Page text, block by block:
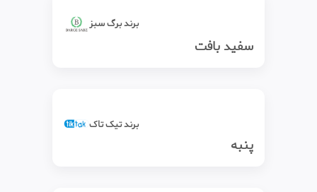
برند برگ سبز
سفید بافت
برند تیک‌ تاک
پنبه